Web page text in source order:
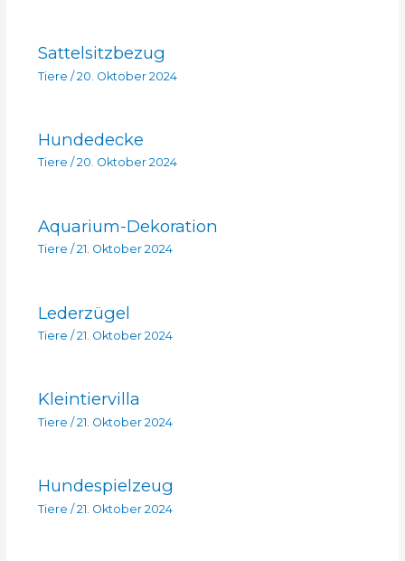
Sattelsitzbezug
Tiere /20. Oktober 2024
Hundedecke
Tiere / 20. Oktober 2024
Aquarium-Dekoration
Tiere / 21. Oktober 2024
Lederzügel
Tiere / 21. Oktober 2024
Kleintiervilla
Tiere / 21. Oktober 2024
Hundespielzeug
Tiere /21. Oktober 2024